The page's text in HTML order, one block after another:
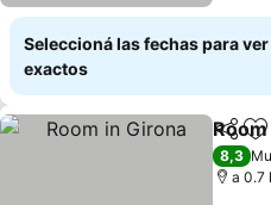
Seleccioná las fechas para
exactos
8,3
a 0.7